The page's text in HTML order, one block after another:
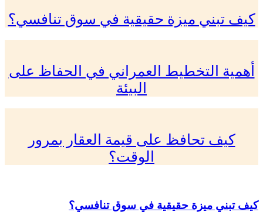
كيف تبني ميزة حقيقية في سوق تنافسي؟
أهمية التخطيط العمراني في الحفاظ على
البيئة
كيف تحافظ على قيمة العقار بمرور
الوقت؟
كيف تبني ميزة حقيقية في سوق تنافسي؟